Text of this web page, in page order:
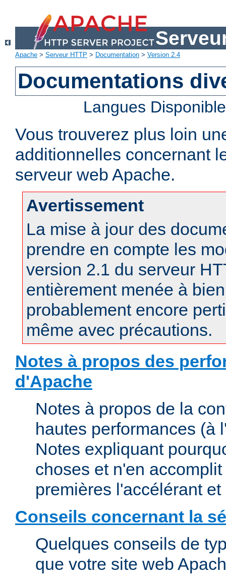
Apache > Serveur HTTP > Documentation > Version 2.4
Documentations
Langues
Vous trouverez plus loin
additionnelles concernant
serveur web Apache.
Avertissement
La mise à jour des
prendre en compte les
version 2.1 du serveur
entièrement menée à
probablement encore
même avec précautions.
Notes à propos des
d'Apache
Notes à propos de la
hautes performances (à
Notes expliquant
choses et n'en
premières l'accélérant
Conseils concernant la
Quelques conseils de
que votre site web